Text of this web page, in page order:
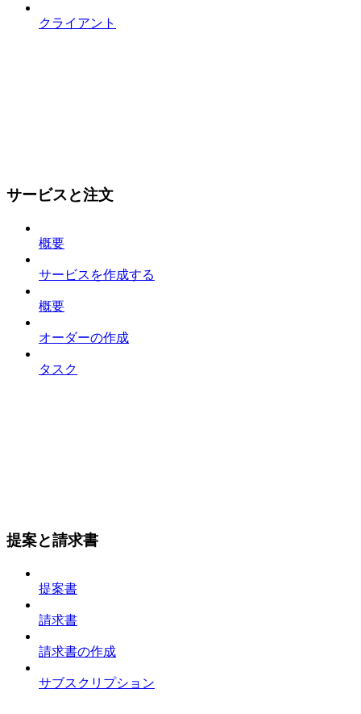
クライアント
サービスと注文
概要
サービスを作成する
概要
オーダーの作成
タスク
提案と請求書
提案書
請求書
請求書の作成
サブスクリプション